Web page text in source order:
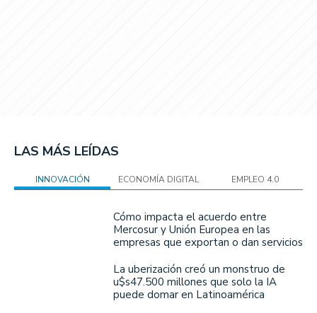
LAS MÁS LEÍDAS
INNOVACIÓN ECONOMÍA DIGITAL EMPLEO 4.0
Cómo impacta el acuerdo entre
Mercosur y Unión Europea en las
empresas que exportan o dan servicios
La uberización creó un monstruo de
u$s47.500 millones que solo la IA
puede domar en Latinoamérica